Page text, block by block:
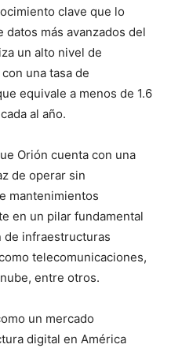
clave que lo
más avanzados del
un alto nivel de
una tasa de
equivale a menos de 1.6
al año.
Orión cuenta con una
de operar sin
mantenimientos
en un pilar fundamental
de infraestructuras
telecomunicaciones,
entre otros.
un mercado
digital en América